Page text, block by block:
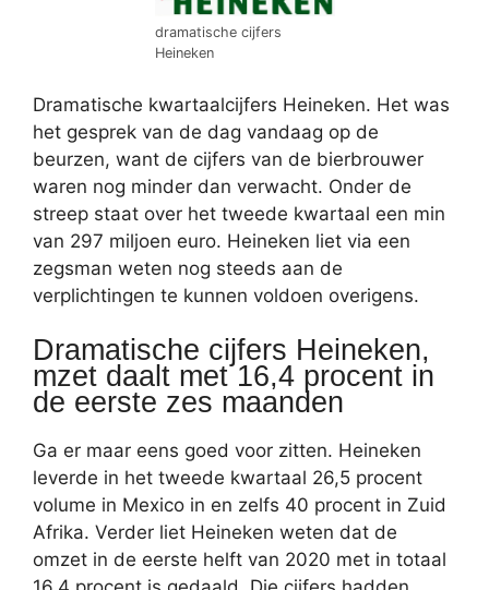
dramatische cijfers
Heineken
Dramatische kwartaalcijfers Heineken. Het was
het gesprek van de dag vandaag op de
beurzen, want de cijfers van de bierbrouwer
waren nog minder dan verwacht. Onder de
streep staat over het tweede kwartaal een min
van 297 miljoen euro. Heineken liet via een
zegsman weten nog steeds aan de
verplichtingen te kunnen voldoen overigens.
Dramatische cijfers Heineken,
mzet daalt met 16,4 procent in
de eerste zes maanden
Ga er maar eens goed voor zitten. Heineken
leverde in het tweede kwartaal 26,5 procent
volume in Mexico in en zelfs 40 procent in Zuid
Afrika. Verder liet Heineken weten dat de
omzet in de eerste helft van 2020 met in totaal